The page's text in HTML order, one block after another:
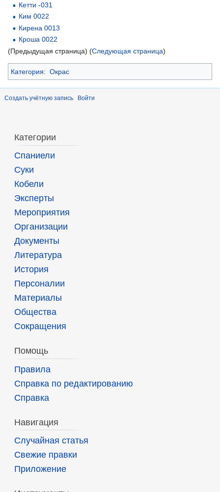
Кетти -031
Ким 0022
Кирена 0013
Кроша 0022
(Предыдущая страница) (Следующая страница)
Категория: Окрас
Создать учётную запись Войти
Категории
Спаниели
Суки
Кобели
Эксперты
Мероприятия
Организации
Документы
Литература
История
Персоналии
Материалы
Общества
Сокращения
Помощь
Правила
Справка по редактированию
Справка
Навигация
Случайная статья
Свежие правки
Приложение